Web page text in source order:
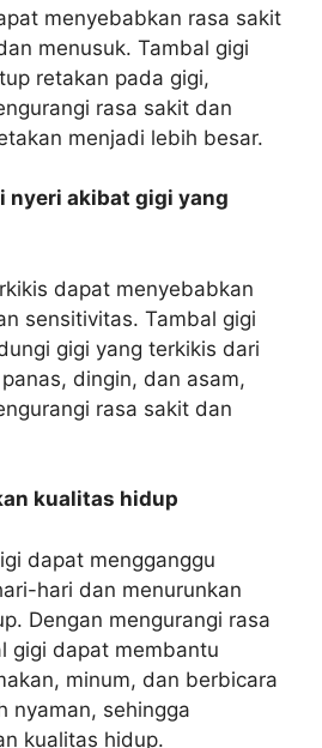
menyebabkan rasa sakit
menusuk. Tambal gigi
retakan pada gigi,
rasa sakit dan
menjadi lebih besar.
nyeri akibat gigi yang
dapat menyebabkan
sensitivitas. Tambal gigi
gigi yang terkikis dari
dingin, dan asam,
rasa sakit dan
kualitas hidup
dapat mengganggu
hari dan menurunkan
Dengan mengurangi rasa
gigi dapat membantu
minum, dan berbicara
nyaman, sehingga
kualitas hidup.